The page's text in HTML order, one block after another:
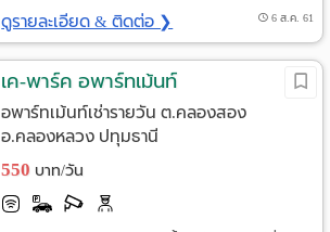
ดูรายละเอียด & ติดต่อ ❯ 6 ส.ค. 61
เค-พาร์ค อพาร์ทเม้นท์
อพาร์ทเม้นท์เช่ารายวัน ต.คลองสอง
อ.คลองหลวง ปทุมธานี
550 บาท/วัน